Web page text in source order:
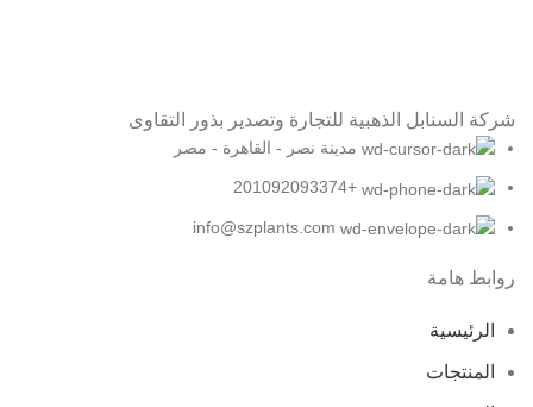
شركة السنابل الذهبية للتجارة وتصدير بذور التقاوى
مدينة نصر - القاهرة - مصر
+201092093374
info@szplants.com
روابط هامة
الرئيسية
المنتجات